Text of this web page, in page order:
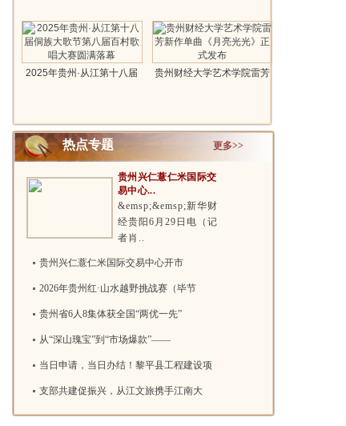
2025年贵州·从江第十八届
贵州财经大学艺术学院雷芳
热点专题 更多>>
贵州兴仁薏仁米国际交
易中心...
&emsp;&emsp;新华财
经贵阳6月29日电（记
者肖..
贵州兴仁薏仁米国际交易中心开市
2026年贵州红·山水越野挑战赛（毕节
贵州省6人8集体获全国“两优一先”
从“深山瑰宝”到“市场爆款”——
当日申请，当日办结！黎平县工程建设项
支部共建促振兴，从江文旅携手江南大